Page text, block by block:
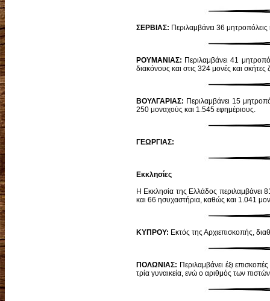
ΣΕΡΒΙΑΣ: Περιλαμβάνει 36
ΡΟΥΜΑΝΙΑΣ: Περιλαμβάνει 41
διακόνους και στις 324 μονές και
ΒΟΥΛΓΑΡΙΑΣ: Περιλαμβάνει 15
250 μοναχούς και 1.545 εφημέριους.
ΓΕΩΡΓΙΑΣ:
Εκκλησίες
Η Εκκλησία της Ελλάδος περιλαμβάνει
και 66 ησυχαστήρια, καθώς και 1.041
ΚΥΠΡΟΥ: Εκτός της Αρχιεπισκοπής,
ΠΟΛΩΝΙΑΣ: Περιλαμβάνει έξι
τρία γυναικεία, ενώ ο αριθμός των